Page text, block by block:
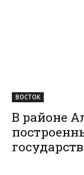
ВОСТОК
В районе